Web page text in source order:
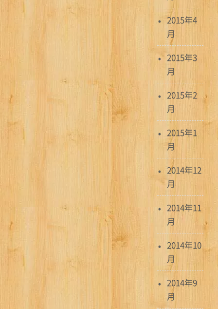
2015年4
月
2015年3
月
2015年2
月
2015年1
月
2014年12
月
2014年11
月
2014年10
月
2014年9
月